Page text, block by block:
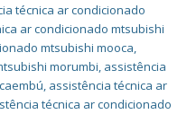
técnica ar condicionado
ar condicionado mtsubishi
mtsubishi mooca,
morumbi, assistência
, assistência técnica ar
técnica ar condicionado